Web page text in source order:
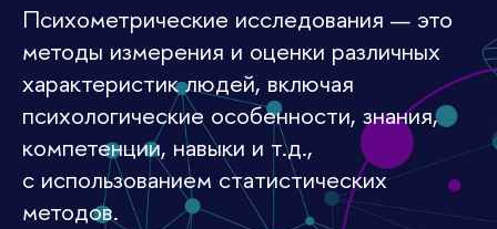
Психометрические исследования — это
методы измерения и оценки различных
характеристик людей, включая
психологические особенности, знания,
компетенции, навыки и т.д.,
с использованием статистических
методов.